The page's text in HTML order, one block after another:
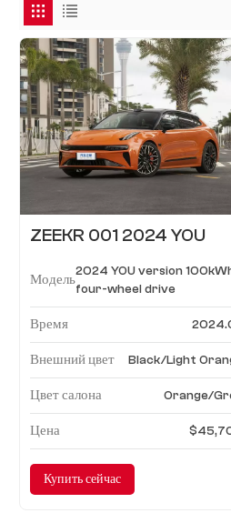
ZEEKR 001 2024 YOU
привод
Модель
2024 YOU version
four-wheel drive
Время
Внешний цвет Black/Light
Цвет салона Orange/
Цена
Купить сейчас